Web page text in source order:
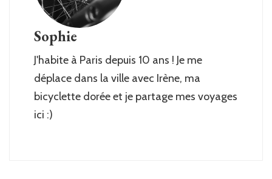
Sophie
J'habite à Paris depuis 10 ans ! Je me
déplace dans la ville avec Irène, ma
bicyclette dorée et je partage mes voyages
ici :)